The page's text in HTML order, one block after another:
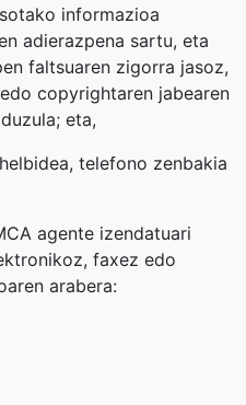
informazioa
adierazpena sartu, eta
faltsuaren zigorra jasoz,
copyrightaren jabearen
eta,
telefono zenbakia
agente izendatuari
faxez edo
arabera: